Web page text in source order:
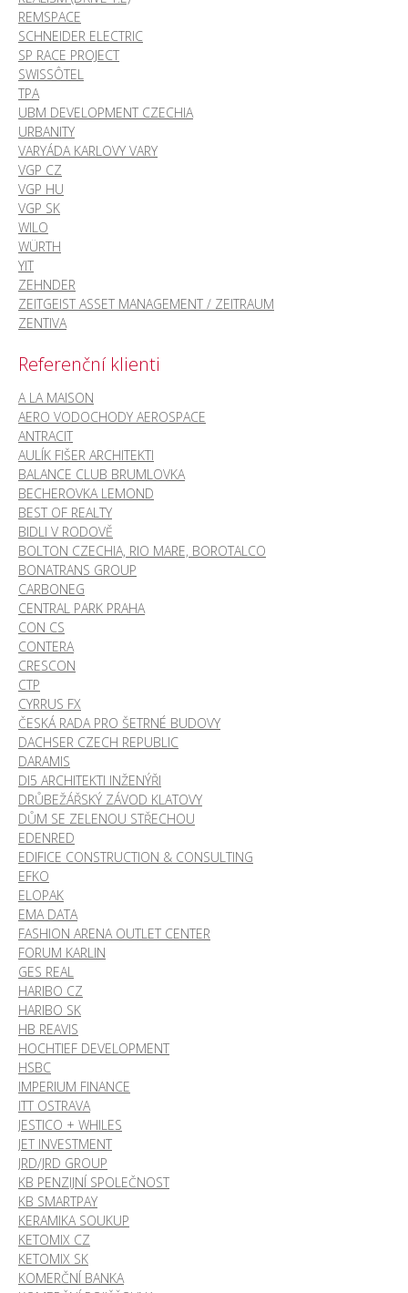
REMSPACE
SCHNEIDER ELECTRIC
SP RACE PROJECT
SWISSÔTEL
TPA
UBM DEVELOPMENT CZECHIA
URBANITY
VARYÁDA KARLOVY VARY
VGP CZ
VGP HU
VGP SK
WILO
WÜRTH
YIT
ZEHNDER
ZEITGEIST ASSET MANAGEMENT / ZEITRAUM
ZENTIVA
Referenční klienti
A LA MAISON
AERO VODOCHODY AEROSPACE
ANTRACIT
AULÍK FIŠER ARCHITEKTI
BALANCE CLUB BRUMLOVKA
BECHEROVKA LEMOND
BEST OF REALTY
BIDLI V RODOVĚ
BOLTON CZECHIA, RIO MARE, BOROTALCO
BONATRANS GROUP
CARBONEG
CENTRAL PARK PRAHA
CON CS
CONTERA
CRESCON
CTP
CYRRUS FX
ČESKÁ RADA PRO ŠETRNÉ BUDOVY
DACHSER CZECH REPUBLIC
DARAMIS
DI5 ARCHITEKTI INŽENÝŘI
DRŮBEŽÁŘSKÝ ZÁVOD KLATOVY
DŮM SE ZELENOU STŘECHOU
EDENRED
EDIFICE CONSTRUCTION & CONSULTING
EFKO
ELOPAK
EMA DATA
FASHION ARENA OUTLET CENTER
FORUM KARLIN
GES REAL
HARIBO CZ
HARIBO SK
HB REAVIS
HOCHTIEF DEVELOPMENT
HSBC
IMPERIUM FINANCE
ITT OSTRAVA
JESTICO + WHILES
JET INVESTMENT
JRD/JRD GROUP
KB PENZIJNÍ SPOLEČNOST
KB SMARTPAY
KERAMIKA SOUKUP
KETOMIX CZ
KETOMIX SK
KOMERČNÍ BANKA